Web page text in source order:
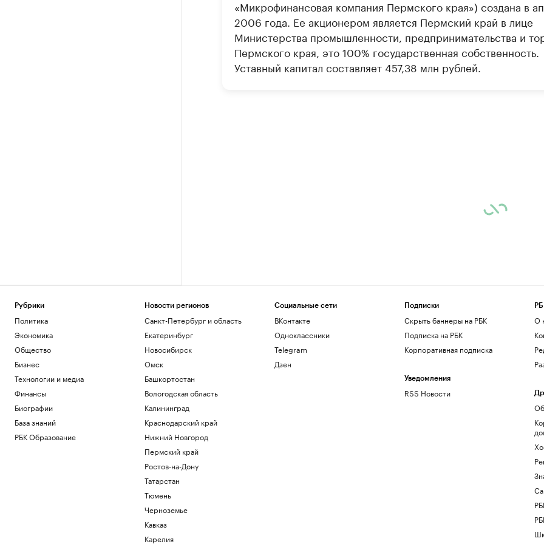
«Микрофинансовая компания Пермского края») создана в
2006 года. Ее акционером является Пермский край в лице
Министерства промышленности, предпринимательства и
Пермского края, это 100% государственная собственность.
Уставный капитал составляет 457,38 млн рублей.
Рубрики
Политика
Экономика
Общество
Бизнес
Технологии и медиа
Финансы
Биографии
База знаний
РБК Образование
Новости регионов
Санкт-Петербург и область
Екатеринбург
Новосибирск
Омск
Башкортостан
Вологодская область
Калининград
Краснодарский край
Нижний Новгород
Пермский край
Ростов-на-Дону
Татарстан
Тюмень
Черноземье
Кавказ
Карелия
Социальные сети
ВКонтакте
Одноклассники
Telegram
Дзен
Подписки
Скрыть баннеры на РБК
Подписка на РБК
Корпоративная подписка
Уведомления
RSS Новости
О